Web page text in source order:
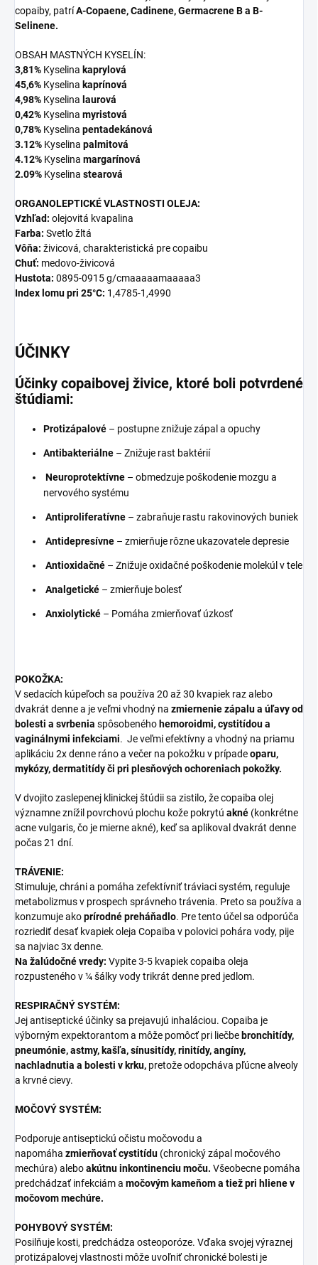
copaiby, patríA-Copaene, Cadinene, Germacrene B a B-
Selinene.
OBSAH MASTNÝCH KYSELÍN:
3,81% Kyselina kaprylová
45,6% Kyselina kaprínová
4,98% Kyselina laurová
0,42% Kyselina myristová
0,78% Kyselina pentadekánová
3.12% Kyselina palmitová
4.12% Kyselina margarínová
2.09% Kyselina stearová
ORGANOLEPTICKÉ VLASTNOSTI OLEJA:
Vzhľad: olejovitá kvapalina
Farba: Svetlo žltá
Vôňa: živicová, charakteristická pre copaibu
Chuť: medovo-živicová
Hustota: 0895-0915 g/cmaaaaamaaaaa3
Index lomu pri 25°C: 1,4785-1,4990
ÚČINKY
Účinky copaibovej živice, ktoré boli potvrdené
štúdiami:
Protizápalové – postupne znižuje zápal a opuchy
Antibakteriálne – Znižuje rast baktérií
Neuroprotektívne – obmedzuje poškodenie mozgu a
nervového systému
Antiproliferatívne – zabraňuje rastu rakovinových buniek
Antidepresívne – zmierňuje rôzne ukazovatele depresie
Antioxidačné – Znižuje oxidačné poškodenie molekúl v tele
Analgetické – zmierňuje bolesť
Anxiolytické – Pomáha zmierňovať úzkosť
POKOŽKA:
V sedacích kúpeľoch sa používa 20 až 30 kvapiek raz alebo
dvakrát denne a je veľmi vhodný na zmiernenie zápalu a úľavy od
bolesti a svrbenia spôsobeného hemoroidmi, cystitídou a
vaginálnymi infekciami. Je veľmi efektívny a vhodný na priamu
aplikáciu 2x denne ráno a večer na pokožku v prípadeoparu,
mykózy, dermatitídy či pri plesňových ochoreniach pokožky.
V dvojito zaslepenej klinickej štúdii sa zistilo, že copaiba olej
významne znížil povrchovú plochu kože pokrytú akné (konkrétne
acne vulgaris, čo je mierne akné), keď sa aplikoval dvakrát denne
počas 21 dní.
TRÁVENIE:
Stimuluje, chráni a pomáha zefektívniť tráviaci systém, reguluje
metabolizmus v prospech správneho trávenia. Preto sa používa a
konzumuje akoprírodné preháňadlo. Pre tento účel sa odporúča
rozriediť desať kvapiek oleja Copaiba v polovici pohára vody, pije
sa najviac 3x denne.
Na žalúdočné vredy: Vypite 3-5 kvapiek copaiba oleja
rozpusteného v ¼ šálky vody trikrát denne pred jedlom.
RESPIRAČNÝ SYSTÉM:
Jej antiseptické účinky sa prejavujú inhaláciou. Copaiba je
výborným expektorantom a môže pomôcť pri liečbe bronchitídy,
pneumónie, astmy, kašľa, sínusitídy, rinitídy, angíny,
nachladnutia a bolesti v krku, pretože odopcháva pľúcne alveoly
a krvné cievy.
MOČOVÝ SYSTÉM:
Podporuje antiseptickú očistu močovodu a
napomáha zmierňovať cystitídu (chronický zápal močového
mechúra) aleboakútnu inkontinenciu moču. Všeobecne pomáha
predchádzať infekciám a močovým kameňom a tiež pri hliene v
močovom mechúre.
POHYBOVÝ SYSTÉM:
Posilňuje kosti, predchádza osteoporóze. Vďaka svojej výraznej
protizápalovej vlastnosti môže uvoľniť chronické bolesti je